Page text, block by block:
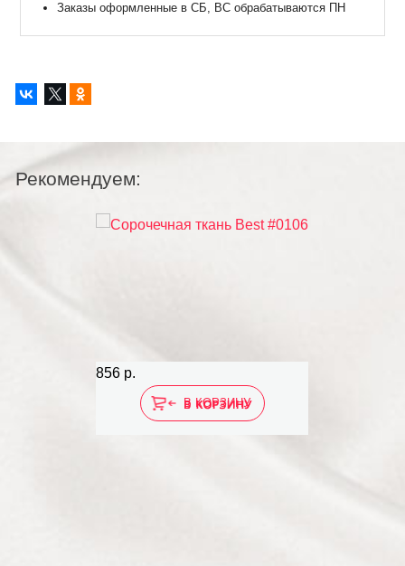
Заказы оформленные в СБ, ВС обрабатываются ПН
Рекомендуем:
856 р.
В КОРЗИНУ